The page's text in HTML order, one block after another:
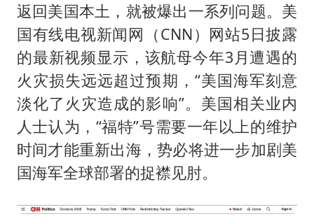
男子杀人后逃进深山21年活得像野人
日韩股市高开跳水 SK海力士下挫转跌
台风白海豚最新路径研判来了
OpenAI为免费用户升级GPT-5.6 Luna
船舶避风项目停工 多地全力防台风
我国编制完成新版全月地质图
男子结婚8年发现3个女儿均非亲生
返回美国本土，就被爆出一系列问题。美
国有线电视新闻网（CNN）网站5日披露
的最新视频显示，该航母今年3月遭遇的
火灾损失远远超过预期，“美国海军刻意
淡化了火灾造成的影响”。美国相关业内
人士认为，“福特”号需要一年以上的维护
时间才能重新出海，势必将进一步加剧美
国海军全球部署的捉襟见肘。